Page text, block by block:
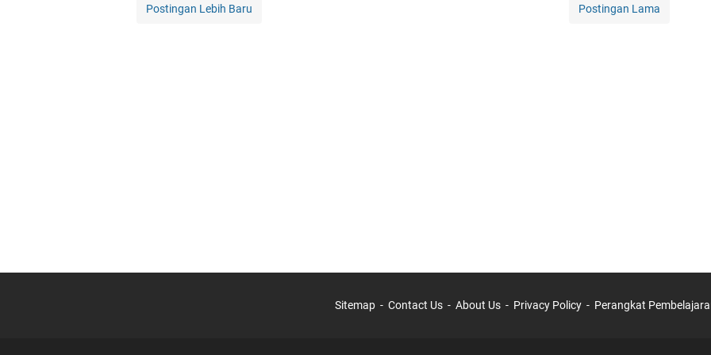
Postingan Lebih Baru Postingan Lama
Sitemap Contact Us About Us Privacy Policy Perangkat